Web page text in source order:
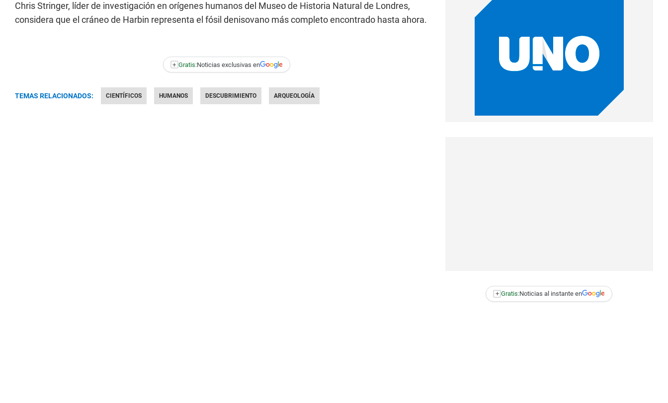
Chris Stringer, líder de investigación en orígenes humanos del Museo de Historia Natural de Londres,
considera que el cráneo de Harbin representa el fósil denisovano más completo encontrado hasta ahora.
+ Gratis:Noticias exclusivas en
TEMAS RELACIONADOS: CIENTÍFICOS HUMANOS DESCUBRIMIENTO ARQUEOLOGÍA
+ Gratis:Noticias al instante en